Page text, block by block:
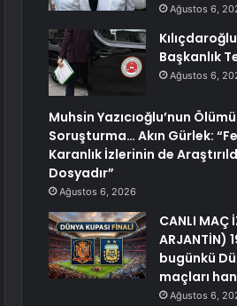
Ağustos 6,
Başkanlık
Ağustos 6,
Muhsin Yazıcıoğlu’nun
Soruşturma… Akın Gürlek:
Karanlık İzlerinin de
Dosyadır”
Ağustos 6, 2026
CANLI MAÇ
ARJANTİN)
bugünkü
maçları
Ağustos 6,